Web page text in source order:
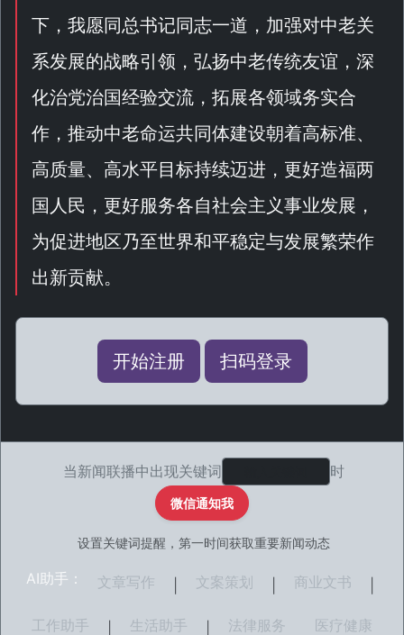
下，我愿同总书记同志一道，加强对中老关
系发展的战略引领，弘扬中老传统友谊，深
化治党治国经验交流，拓展各领域务实合
作，推动中老命运共同体建设朝着高标准、
高质量、高水平目标持续迈进，更好造福两
国人民，更好服务各自社会主义事业发展，
为促进地区乃至世界和平稳定与发展繁荣作
出新贡献。
开始注册 扫码登录
当新闻联播中出现关键词 时
微信通知我
设置关键词提醒，第一时间获取重要新闻动态
AI助手： 文章写作 文案策划 商业文书
工作助手 生活助手 法律服务 医疗健康